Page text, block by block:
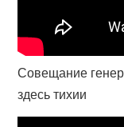
Совещание
здесь тихии